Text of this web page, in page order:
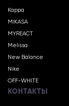
Kappa
MIKASA
MYREACT
Melissa
New Balance
Nike
OFF-WHITE
КОНТАКТЫ